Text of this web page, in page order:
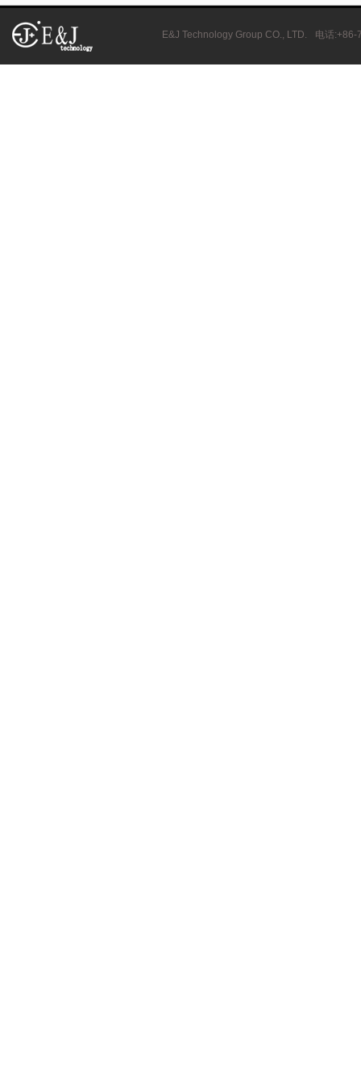
E&J Technology Group CO., LTD. 电话:+86-